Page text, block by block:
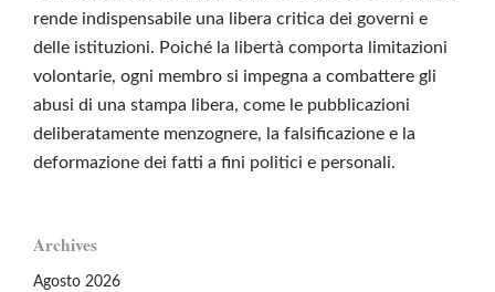
rende indispensabile una libera critica dei governi e
delle istituzioni. Poiché la libertà comporta limitazioni
volontarie, ogni membro si impegna a combattere gli
abusi di una stampa libera, come le pubblicazioni
deliberatamente menzognere, la falsificazione e la
deformazione dei fatti a fini politici e personali.
Archives
Agosto 2026